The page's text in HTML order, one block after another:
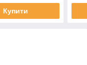
Купити